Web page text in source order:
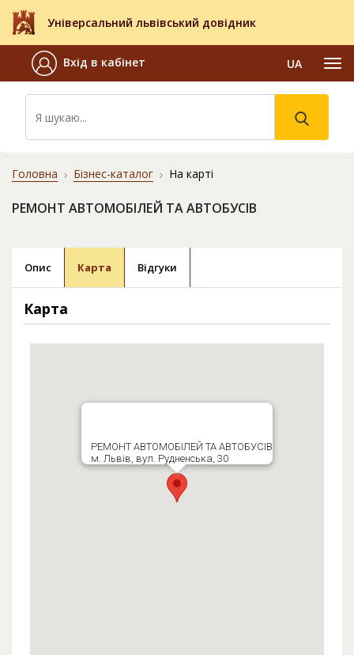
Універсальний львівський довідник
Вхід в кабінет UA
Головна Бізнес-каталог На карті
РЕМОНТ АВТОМОБІЛЕЙ ТА АВТОБУСІВ
Опис Карта Відгуки
Карта
РЕМОНТ АВТОМОБІЛЕЙ ТА АВТОБУСІВ
м. Львів, вул. Рудненська, 30